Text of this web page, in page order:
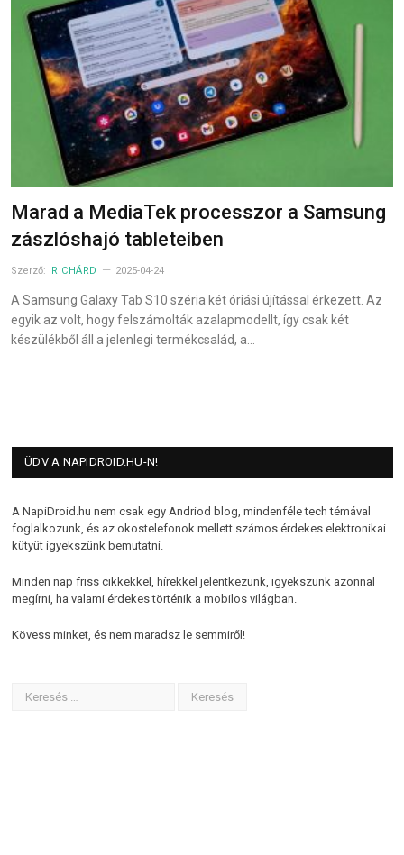
Marad a MediaTek processzor a Samsung
zászlóshajó tableteiben
Szerző: RICHÁRD 2025-04-24
A Samsung Galaxy Tab S10 széria két óriási újítással érkezett. Az
egyik az volt, hogy felszámolták azalapmodellt, így csak két
készülékből áll a jelenlegi termékcsalád, a…
ÜDV A NAPIDROID.HU-N!
A NapiDroid.hu nem csak egy Andriod blog, mindenféle tech témával
foglalkozunk, és az okostelefonok mellett számos érdekes elektronikai
kütyüt igyekszünk bemutatni.
Minden nap friss cikkekkel, hírekkel jelentkezünk, igyekszünk azonnal
megírni, ha valami érdekes történik a mobilos világban.
Kövess minket, és nem maradsz le semmiről!